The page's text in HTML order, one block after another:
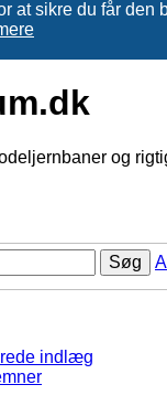
at sikre du får den
og
Søg
indlæg